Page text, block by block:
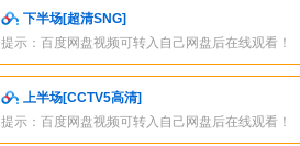
下半场[超清SNG]
提示：百度网盘视频可转入自己网盘后在线观看！
上半场[CCTV5高清]
提示：百度网盘视频可转入自己网盘后在线观看！